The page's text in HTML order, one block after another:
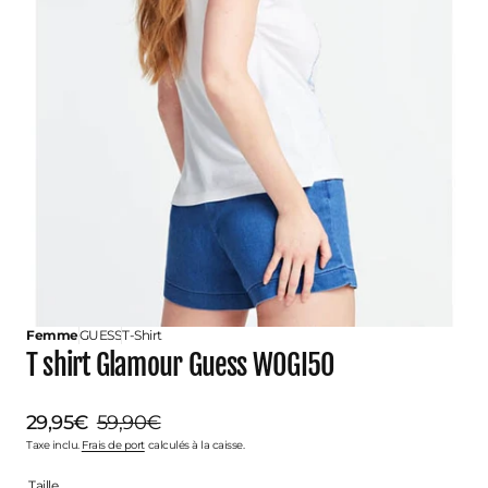
FemmeGUESST-Shirt
T shirt Glamour Guess W0GI50
Prix
29,95€
Prix
59,90€
Taxe inclu. Frais de port calculés à la caisse.
Ouvrir
le
média
dans
la
vue
Galerie